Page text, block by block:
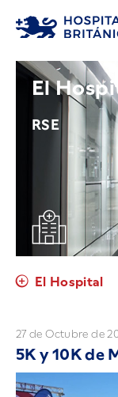
El
RSE
El Hospital
27 de Octubre de
5K y 10K de